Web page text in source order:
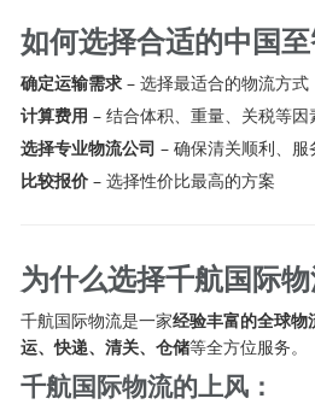
如何选择合适的中国
确定运输需求 – 选择最适合的物流方式
计算费用 – 结合体积、重量、关税等因
选择专业物流公司 – 确保清关顺利、服
比较报价 – 选择性价比最高的方案
为什么选择千航国际物
千航国际物流是一家经验丰富的全球物
运、快递、清关、仓储等全方位服务。
千航国际物流的上风：